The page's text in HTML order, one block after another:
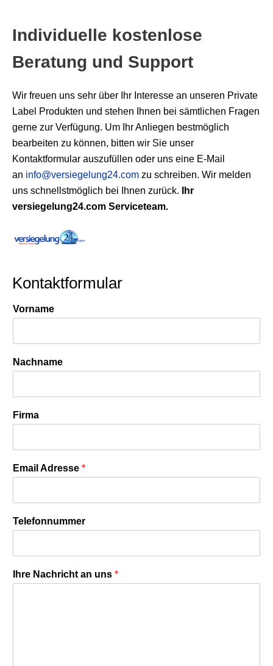
Individuelle kostenlose
Beratung und Support
Wir freuen uns sehr über Ihr Interesse an unseren Private
Label Produkten und stehen Ihnen bei sämtlichen Fragen
gerne zur Verfügung. Um Ihr Anliegen bestmöglich
bearbeiten zu können, bitten wir Sie unser
Kontaktformular auszufüllen oder uns eine E-Mail
an info@versiegelung24.com zu schreiben. Wir melden
uns schnellstmöglich bei Ihnen zurück.
Ihr
versiegelung24.com Serviceteam.
Kontaktformular
Vorname
Nachname
Firma
Email Adresse *
Telefonnummer
Ihre Nachricht an uns *